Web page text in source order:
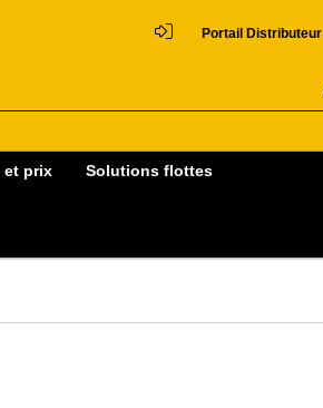
Portail Distributeur
et prix Solutions flottes